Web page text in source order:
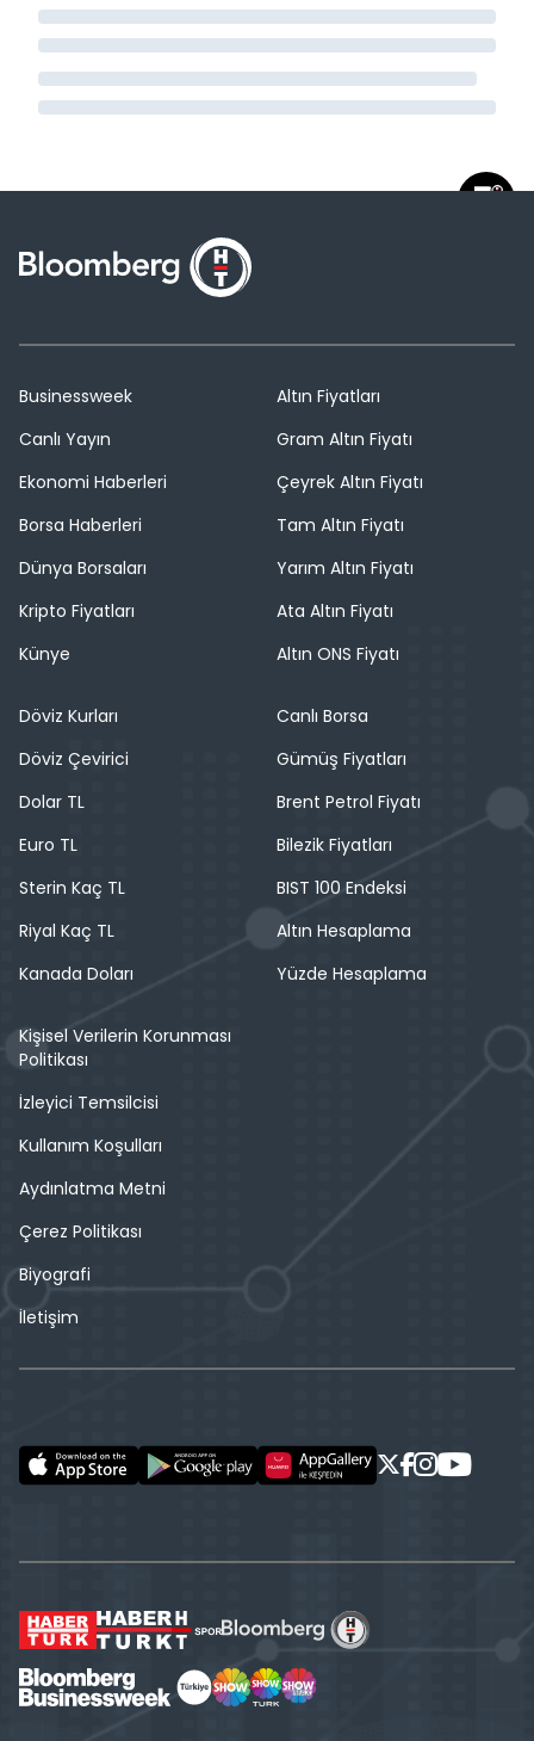
Businessweek
Canlı Yayın
Ekonomi Haberleri
Borsa Haberleri
Dünya Borsaları
Kripto Fiyatları
Künye
Altın Fiyatları
Gram Altın Fiyatı
Çeyrek Altın Fiyatı
Tam Altın Fiyatı
Yarım Altın Fiyatı
Ata Altın Fiyatı
Altın ONS Fiyatı
Döviz Kurları
Döviz Çevirici
Dolar TL
Euro TL
Sterin Kaç TL
Riyal Kaç TL
Kanada Doları
Canlı Borsa
Gümüş Fiyatları
Brent Petrol Fiyatı
Bilezik Fiyatları
BIST 100 Endeksi
Altın Hesaplama
Yüzde Hesaplama
Kişisel Verilerin Korunması
Politikası
İzleyici Temsilcisi
Kullanım Koşulları
Aydınlatma Metni
Çerez Politikası
Biyografi
İletişim